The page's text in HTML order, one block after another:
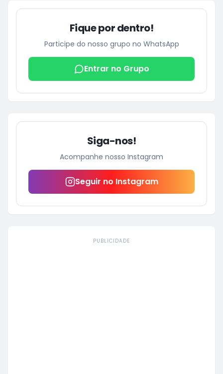
Fique por dentro!
Participe do nosso grupo no WhatsApp
Entrar no Grupo
Siga-nos!
Acompanhe nosso Instagram
Seguir no Instagram
PUBLICIDADE